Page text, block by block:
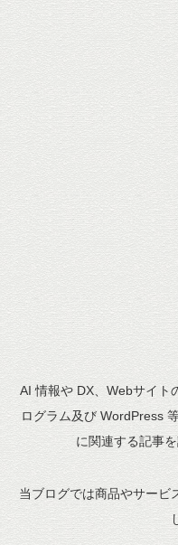
AI 情報や DX、Webサイト
ログラム及び WordPress
に関連する記事
当ブログでは商品やサービ